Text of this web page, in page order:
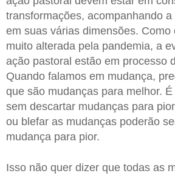
transformações, acompanhando
em suas várias dimensões. Como
muito alterada pela pandemia, a
ação pastoral estão em processo
Quando falamos em mudança,
que são mudanças para melhor.
sem descartar mudanças para
ou blefar as mudanças poderão
mudança para pior.
Isso não quer dizer que todas as